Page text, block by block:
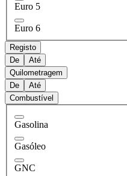
Euro 5
Euro 6
Registo
De
Até
Quilometragem
De
Até
Combustível
Gasolina
Gasóleo
GNC